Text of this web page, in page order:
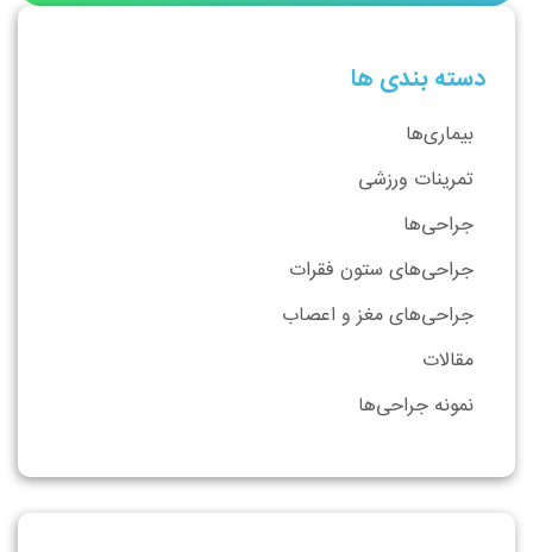
دسته بندی ها
بیماری‌ها
تمرینات ورزشی
جراحی‌ها
جراحی‌های ستون فقرات
جراحی‌های مغز و اعصاب
مقالات
نمونه جراحی‌ها